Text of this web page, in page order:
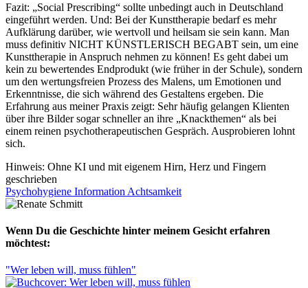
Fazit: „Social Prescribing“ sollte unbedingt auch in Deutschland
eingeführt werden. Und: Bei der Kunsttherapie bedarf es mehr
Aufklärung darüber, wie wertvoll und heilsam sie sein kann. Man
muss definitiv NICHT KÜNSTLERISCH BEGABT sein, um eine
Kunsttherapie in Anspruch nehmen zu können! Es geht dabei um
kein zu bewertendes Endprodukt (wie früher in der Schule), sondern
um den wertungsfreien Prozess des Malens, um Emotionen und
Erkenntnisse, die sich während des Gestaltens ergeben. Die
Erfahrung aus meiner Praxis zeigt: Sehr häufig gelangen Klienten
über ihre Bilder sogar schneller an ihre „Knackthemen“ als bei
einem reinen psychotherapeutischen Gespräch. Ausprobieren lohnt
sich.
Hinweis: Ohne KI und mit eigenem Hirn, Herz und Fingern
geschrieben
Psychohygiene Information Achtsamkeit
Wenn Du die Geschichte hinter meinem Gesicht erfahren
möchtest:
"Wer leben will, muss fühlen"